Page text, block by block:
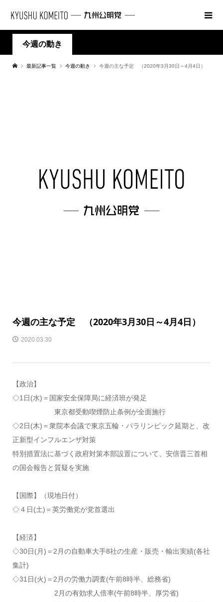
今週の動き
最新記事一覧 今週の動き 今週の主な予定 （2020年3月30日～4月4日）
今週の主な予定 （2020年3月30日～4月4日）
2020.03.30
【政治】
◇1日(水)＝国家安全保障局に経済班が発足
東京都受動喫煙防止条例が全面施行
◇2日(木)＝衆院本会議で東京五輪・パラリンピック延期と、改
正新型インフルエンザ対策
特別措置法に基づく政府対策本部設置について、安倍晋三首相
の国会報告と質疑を実施
【国際】（現地日付）
◇４日(土)＝英労働党が党首選出
【経済】
◇30日(月)＝2月の自動車大手8社の生産・販売・輸出実績(各社
集計)
◇31日(火)＝2月の労働力調査(午前8時半、総務省)
2月の有効求人倍率(午前8時半、厚労省)